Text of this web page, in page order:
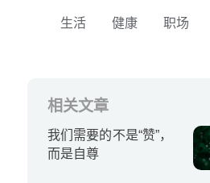
生活 健康 职场
相关文章
我们需要的不是“赞”，
而是自尊